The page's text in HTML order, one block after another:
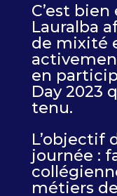
C’est
Lauralba
de mixité
en
Day 2023
tenu.
L’objectif
journée :
métiers